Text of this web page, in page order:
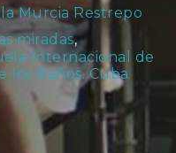
Murcia Restrepo
miradas,
Internacional de
los Baños. Cuba